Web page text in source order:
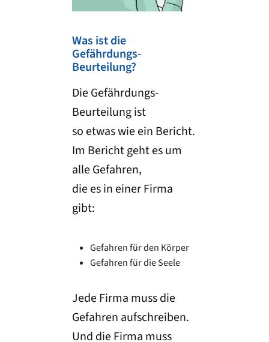
Was ist die
Gefährdungs-
Beurteilung?
Die Gefährdungs-
Beurteilung ist
so etwas wie ein Bericht.
Im Bericht geht es um
alle Gefahren,
die es in einer Firma
gibt:
Gefahren für den Körper
Gefahren für die Seele
Jede Firma muss die
Gefahren aufschreiben.
Und die Firma muss